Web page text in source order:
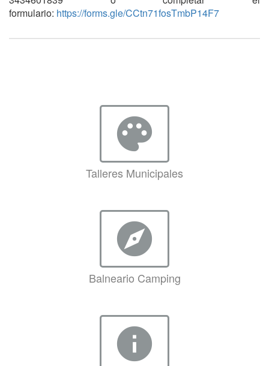
formulario: https://forms.gle/CCtn71fosTmbP14F7
palette
Talleres Municipales
explore
Balneario Camping
info